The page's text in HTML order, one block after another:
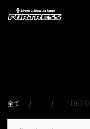
全て 「